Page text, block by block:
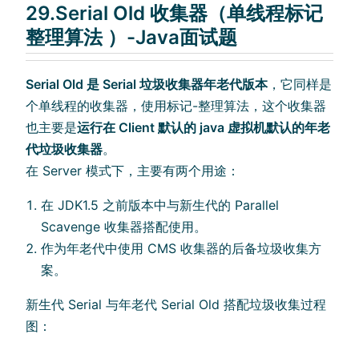
29.Serial Old 收集器（单线程标记
整理算法 ）-Java面试题
Serial Old 是 Serial 垃圾收集器年老代版本，它同样是
个单线程的收集器，使用标记-整理算法，这个收集器
也主要是运行在 Client 默认的 java 虚拟机默认的年老
代垃圾收集器。
在 Server 模式下，主要有两个用途：
在 JDK1.5 之前版本中与新生代的 Parallel
Scavenge 收集器搭配使用。
作为年老代中使用 CMS 收集器的后备垃圾收集方
案。
新生代 Serial 与年老代 Serial Old 搭配垃圾收集过程
图：